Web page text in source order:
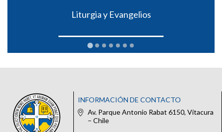
Liturgia y Evangelios
INFORMACIÓN DE CONTACTO
Av. Parque Antonio Rabat 6150, Vitacura
– Chile